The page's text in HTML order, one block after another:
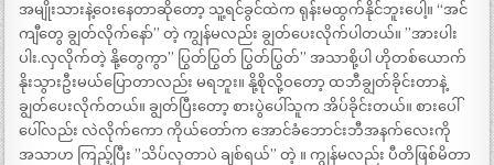
အမျိုးသားနဲ့ဝေးနေတာဆိုတော့ သူ့ရင်ခွင်ထဲက ရုန်းမထွက်နိုင်ဘူးပေါ့။ “အင်
ကျီတွေ ချွတ်လိုက်နော်” တဲ့ ကျွန်မလည်း ချွတ်ပေးလိုက်ပါတယ်။ ”အားပါး
ပါး.လှလိုက်တဲ့ နို့တွေကွာ” ပြွတ်ပြွတ် ပြွတ်ပြွတ်” အသာစို့ပါ ဟိုတစ်ယောက်
နိုးသွားဦးမယ်ပြောတာလည်း မရဘူး။ နို့စိုလို့ဝတော့ ထဘီချွတ်ခိုင်းတာနဲ့
ချွတ်ပေးလိုက်တယ်။ ချွတ်ပြီးတော့ စားပွဲပေါ်သူက အိပ်ခိုင်းတယ်။ စားပေါ်
ပေါ်လည်း လဲလိုက်ကော ကိုယ်တော်က အောင်ခံဘောင်းဘီအနက်လေးကို
အသာဟ ကြည့်ပြီး ”သိပ်လှတာပဲ ချစ်ရယ်” တဲ့ ။ ကျွန်မလည်း ပီတိဖြစ်မိတာ